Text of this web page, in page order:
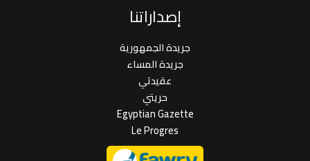
إصداراتنا
جريدة الجمهورية
جريدة المساء
عقيدتي
حريتي
Egyptian Gazette
Le Progres